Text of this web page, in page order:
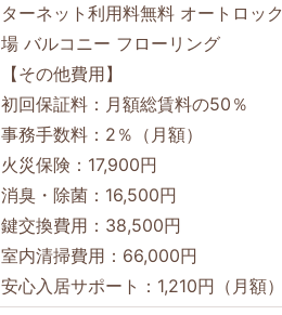
ターネット利用料無料 オートロック
場 バルコニー フローリング
【その他費用】
初回保証料：月額総賃料の50％
事務手数料：2％（月額）
火災保険：17,900円
消臭・除菌：16,500円
鍵交換費用：38,500円
室内清掃費用：66,000円
安心入居サポート：1,210円（月額）